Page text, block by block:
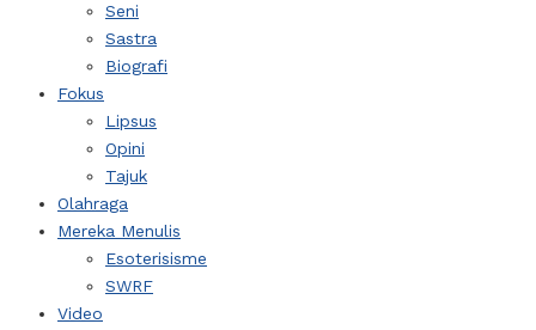
Seni
Sastra
Biografi
Fokus
Lipsus
Opini
Tajuk
Olahraga
Mereka Menulis
Esoterisisme
SWRF
Video